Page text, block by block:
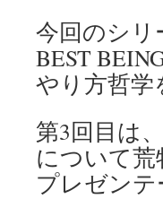
今回のシリ
BEST
やり方哲
第3回目は
について荒
プレゼン